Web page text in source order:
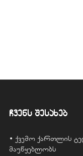
ჩვენს შესახებ
• ქვემო ქართლის
მაუწყებლობს